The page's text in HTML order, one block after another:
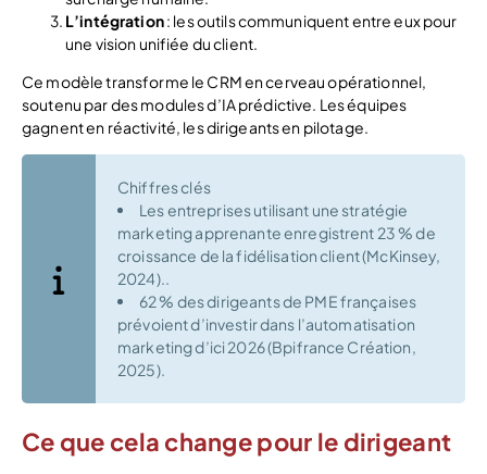
L’intégration: les outils communiquent entre eux pour
une vision unifiée du client.
Ce modèle transforme le CRM en cerveau opérationnel,
soutenu par des modules d’IA prédictive. Les équipes
gagnent en réactivité, les dirigeants en pilotage.
Chiffres clés
Les entreprises utilisant une stratégie
marketing apprenante enregistrent 23 % de
croissance de la fidélisation client (McKinsey,
2024)..
62 % des dirigeants de PME françaises
prévoient d’investir dans l’automatisation
marketing d’ici 2026 (Bpifrance Création,
2025).
Ce que cela change pour le dirigeant